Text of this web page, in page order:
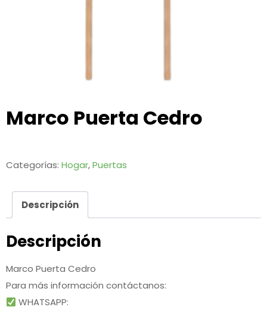
Marco Puerta Cedro
Categorías: Hogar,Puertas
Descripción
Descripción
Marco Puerta Cedro
Para más información contáctanos:
WHATSAPP: